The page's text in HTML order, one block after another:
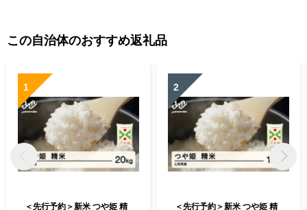
この自治体のおすすめ返礼品
1
＜先行予約＞新米 つや姫 精
2
＜先行予約＞新米 つや姫 精